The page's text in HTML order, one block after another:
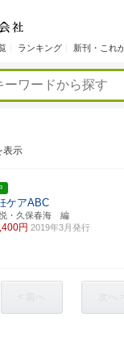
ランキング 新刊・これ
表示
ケアABC
・久保春海 編
円 2019年3月発行